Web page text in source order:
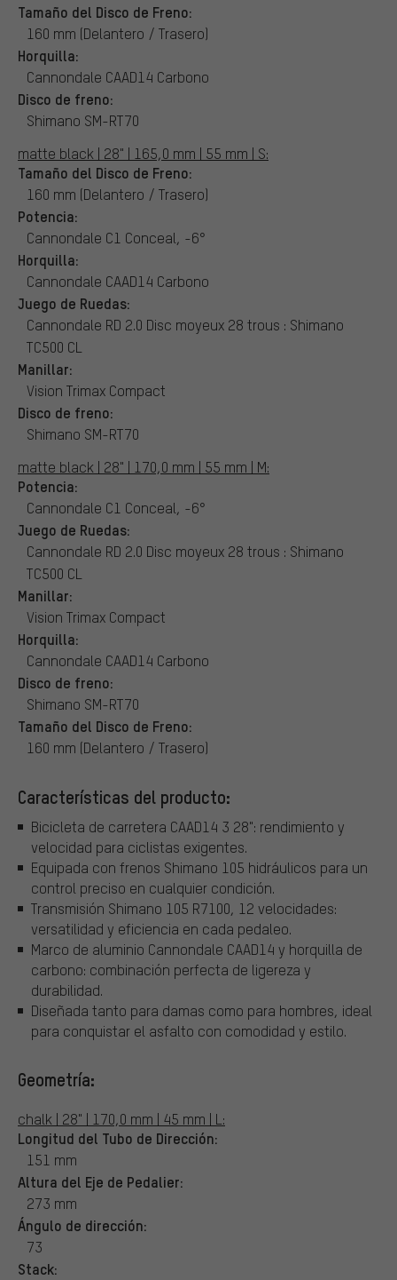
Tamaño del Disco de Freno:
160 mm (Delantero / Trasero)
Horquilla:
Cannondale CAAD14 Carbono
Disco de freno:
Shimano SM-RT70
matte black | 28" | 165,0 mm | 55 mm | S:
Tamaño del Disco de Freno:
160 mm (Delantero / Trasero)
Potencia:
Cannondale C1 Conceal, -6°
Horquilla:
Cannondale CAAD14 Carbono
Juego de Ruedas:
Cannondale RD 2.0 Disc moyeux 28 trous : Shimano
TC500 CL
Manillar:
Vision Trimax Compact
Disco de freno:
Shimano SM-RT70
matte black | 28" | 170,0 mm | 55 mm | M:
Potencia:
Cannondale C1 Conceal, -6°
Juego de Ruedas:
Cannondale RD 2.0 Disc moyeux 28 trous : Shimano
TC500 CL
Manillar:
Vision Trimax Compact
Horquilla:
Cannondale CAAD14 Carbono
Disco de freno:
Shimano SM-RT70
Tamaño del Disco de Freno:
160 mm (Delantero / Trasero)
Características del producto:
Bicicleta de carretera CAAD14 3 28": rendimiento y
velocidad para ciclistas exigentes.
Equipada con frenos Shimano 105 hidráulicos para un
control preciso en cualquier condición.
Transmisión Shimano 105 R7100, 12 velocidades:
versatilidad y eficiencia en cada pedaleo.
Marco de aluminio Cannondale CAAD14 y horquilla de
carbono: combinación perfecta de ligereza y
durabilidad.
Diseñada tanto para damas como para hombres, ideal
para conquistar el asfalto con comodidad y estilo.
Geometría:
chalk | 28" | 170,0 mm | 45 mm | L:
Longitud del Tubo de Dirección:
151 mm
Altura del Eje de Pedalier:
273 mm
Ángulo de dirección:
73
Stack: